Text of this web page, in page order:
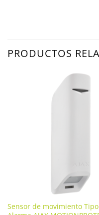
PRODUCTOS
Sensor de movimiento